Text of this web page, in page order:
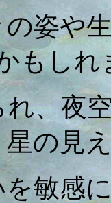
姿や
もしれ
、夜
星の見
敏感